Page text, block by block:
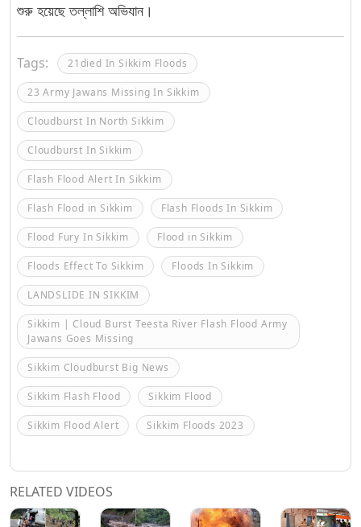
শুরু হয়েছে তল্লাশি অভিযান।
Tags: 21died In Sikkim Floods
23 Army Jawans Missing In Sikkim
Cloudburst In North Sikkim
Cloudburst In Sikkim
Flash Flood Alert In Sikkim
Flash Flood in Sikkim Flash Floods In Sikkim
Flood Fury In Sikkim Flood in Sikkim
Floods Effect To Sikkim Floods In Sikkim
LANDSLIDE IN SIKKIM
Sikkim | Cloud Burst Teesta River Flash Flood Army
Jawans Goes Missing
Sikkim Cloudburst Big News
Sikkim Flash Flood Sikkim Flood
Sikkim Flood Alert Sikkim Floods 2023
RELATED VIDEOS